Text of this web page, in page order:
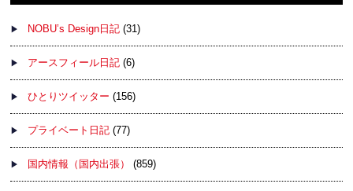
NOBU’s Design日記 (31)
アースフィール日記 (6)
ひとりツイッター (156)
プライベート日記 (77)
国内情報（国内出張） (859)